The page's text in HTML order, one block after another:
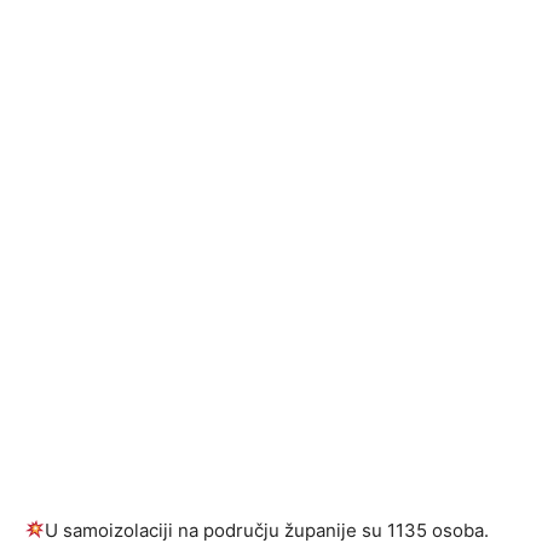
U samoizolaciji na području županije su 1135 osoba.